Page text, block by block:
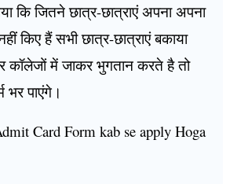
गया कि जितने छात्र-छात्राएं अपना अपना
किए हैं सभी छात्र-छात्राएं बकाया
में जाकर भुगतान करते है तो
भर पाएंगे।
Card Form kab se apply Hoga